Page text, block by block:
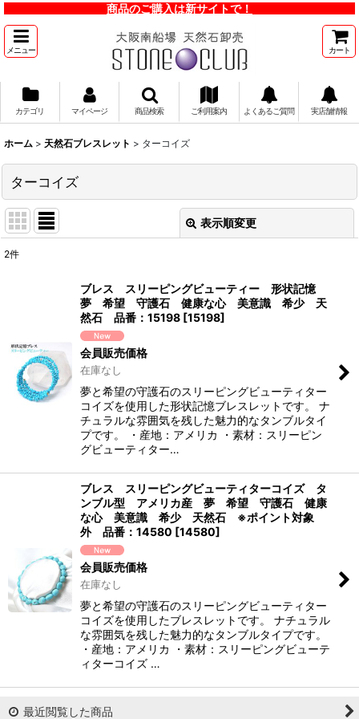
商品のご購入は新サイトで！
メニュー カート
カテゴリ マイページ 商品検索 ご利用案内 よくあるご質問 実店舗情報
ホーム > 天然石ブレスレット > ターコイズ
ターコイズ
表示順変更
2件
ブレス スリーピングビューティー 形状記憶
夢 希望 守護石 健康な心 美意識 希少 天
然石 品番：15198 [15198]
会員販売価格
在庫なし
夢と希望の守護石のスリーピングビューティター
コイズを使用した形状記憶ブレスレットです。 ナ
チュラルな雰囲気を残した魅力的なタンブルタイ
プです。 ・産地：アメリカ ・素材：スリーピン
グビューティター…
ブレス スリーピングビューティターコイズ タ
ンブル型 アメリカ産 夢 希望 守護石 健康
な心 美意識 希少 天然石 ※ポイント対象
外 品番：14580 [14580]
会員販売価格
在庫なし
夢と希望の守護石のスリーピングビューティター
コイズを使用したブレスレットです。 ナチュラル
な雰囲気を残した魅力的なタンブルタイプです。
・産地：アメリカ ・素材：スリーピングビューテ
ィターコイズ …
最近閲覧した商品